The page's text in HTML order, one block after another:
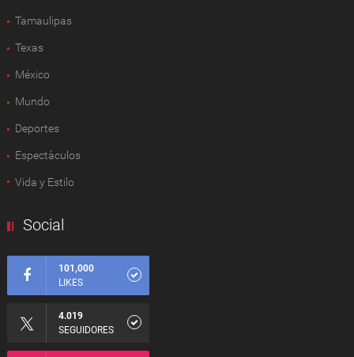
Tamaulipas
Texas
México
Mundo
Deportes
Espectàculos
Vida y Estilo
Social
101,000
LIKES
4.019
SEGUIDORES